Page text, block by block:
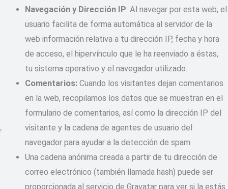
Navegación y Dirección IP: Al navegar por esta web, el
usuario facilita de forma automática al servidor de la
web información relativa a tu dirección IP, fecha y hora
de acceso, el hipervínculo que le ha reenviado a éstas,
tu sistema operativo y el navegador utilizado.
Comentarios: Cuando los visitantes dejan comentarios
en la web, recopilamos los datos que se muestran en el
formulario de comentarios, así como la dirección IP del
visitante y la cadena de agentes de usuario del
navegador para ayudar a la detección de spam.
Una cadena anónima creada a partir de tu dirección de
correo electrónico (también llamada hash) puede ser
proporcionada al servicio de Gravatar para ver si la estás